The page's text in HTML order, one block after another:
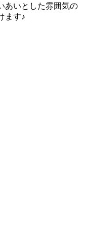
あいとした雰囲気の
ます♪